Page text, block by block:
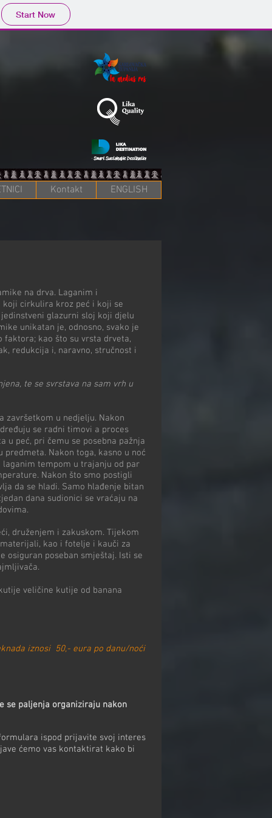
Start Now
Kontakt ENGLISH
na drva. Laganim i
cirkulira kroz peć i koji se
glazurni sloj koji djelu
unikatan je, odnosno, svako je
kao što su vrsta drveta,
redukcija i, naravno, stručnost i
te se svrstava na sam vrh u
završetkom u nedjelju. Nakon
se radni timovi a proces
u peć, pri čemu se posebna pažnja
Nakon toga, kasno u noć
tempom u trajanju od par
Nakon što smo postigli
da se hladi. Samo hlađenje bitan
dana sudionici se vraćaju na
druženjem i zakuskom. Tijekom
kao i fotelje i kauči za
osiguran poseban smještaj. Isti se
veličine kutije od banana
iznosi 50,- eura po danu/noći
se paljenja organiziraju nakon
ispod prijavite svoj interes
ćemo vas kontaktirat kako bi